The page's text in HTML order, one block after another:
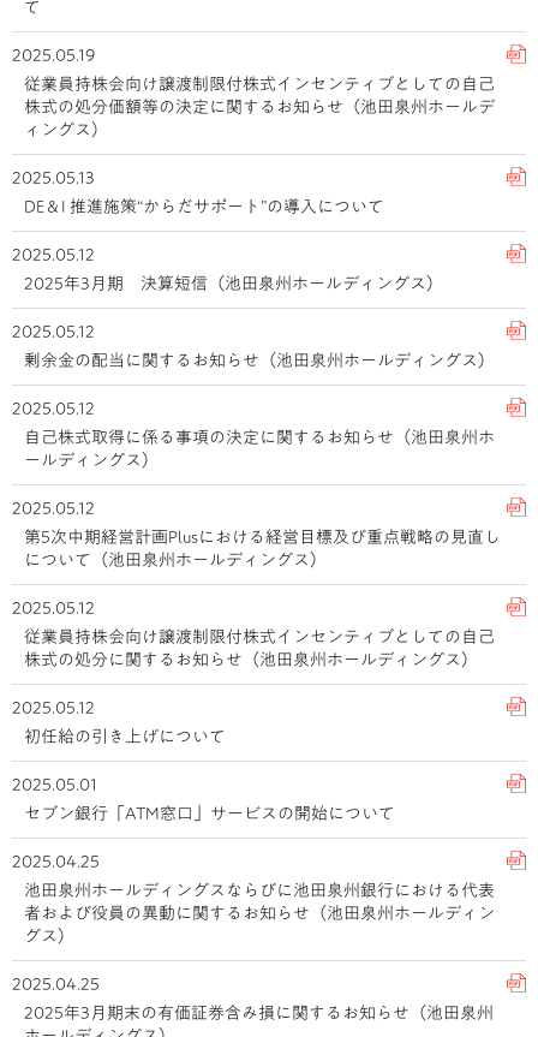
て
2025.05.19
従業員持株会向け譲渡制限付株式インセンティブとしての自己
株式の処分価額等の決定に関するお知らせ（池田泉州ホールデ
ィングス）
2025.05.13
DE＆I 推進施策“からだサポート”の導入について
2025.05.12
2025年3月期 決算短信（池田泉州ホールディングス）
2025.05.12
剰余金の配当に関するお知らせ（池田泉州ホールディングス）
2025.05.12
自己株式取得に係る事項の決定に関するお知らせ（池田泉州ホ
ールディングス）
2025.05.12
第5次中期経営計画Plusにおける経営目標及び重点戦略の見直し
について（池田泉州ホールディングス）
2025.05.12
従業員持株会向け譲渡制限付株式インセンティブとしての自己
株式の処分に関するお知らせ（池田泉州ホールディングス）
2025.05.12
初任給の引き上げについて
2025.05.01
セブン銀行「ATM窓口」サービスの開始について
2025.04.25
池田泉州ホールディングスならびに池田泉州銀行における代表
者および役員の異動に関するお知らせ（池田泉州ホールディン
グス）
2025.04.25
2025年3月期末の有価証券含み損に関するお知らせ（池田泉州